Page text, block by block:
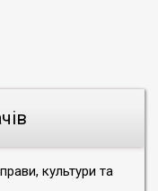
культури та